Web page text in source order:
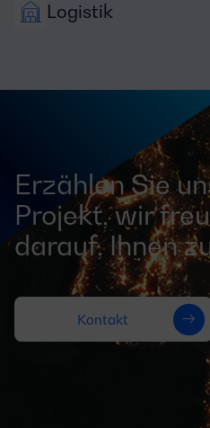
Logistik
Erzählen Sie
Projekt, wir
darauf, Ihnen
Kontakt